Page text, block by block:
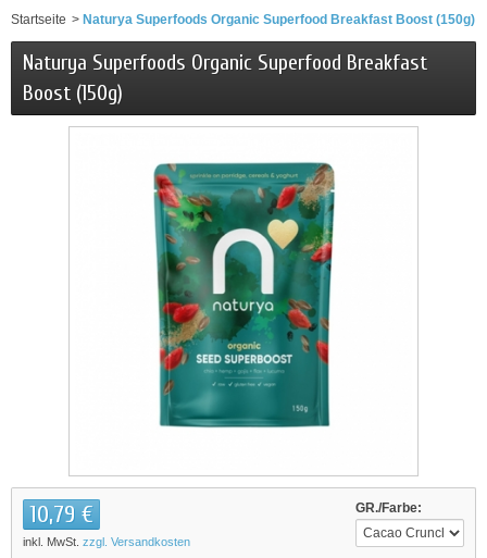
Startseite > Naturya Superfoods Organic Superfood Breakfast Boost (150g)
Naturya Superfoods Organic Superfood Breakfast
Boost (150g)
GR./Farbe:
10,79 €
inkl. MwSt. zzgl. Versandkosten